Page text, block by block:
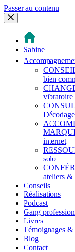
Passer au contenu
Sabine
bien
vibratoire
internet
solo
ateliers &
Conseils
Réalisations
Podcast
Gang
Livres
Témoignages &
Blog
Contact